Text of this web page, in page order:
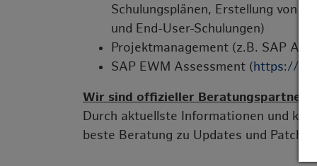
Schulungsplänen, Erstellung von
und End-User-Schulungen)
Projektmanagement (z.B. SAP
SAP EWM Assessment (https://
Wir sind offizieller Beratungspartner
Durch aktuellste Informationen und
beste Beratung zu Updates und